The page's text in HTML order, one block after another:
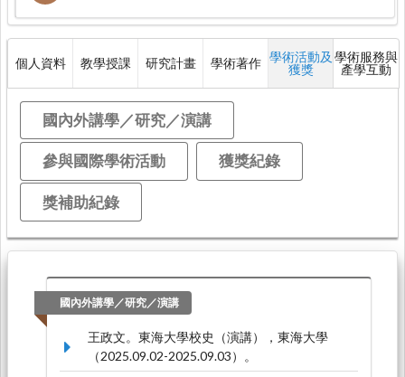
個人資料 教學授課 研究計畫 學術著作 學術活動及
獲獎
學術服務與
產學互動
國內外講學／研究／演講
參與國際學術活動 獲獎紀錄
獎補助紀錄
國內外講學／研究／演講
王政文。東海大學校史（演講），東海大學
（2025.09.02-2025.09.03）。